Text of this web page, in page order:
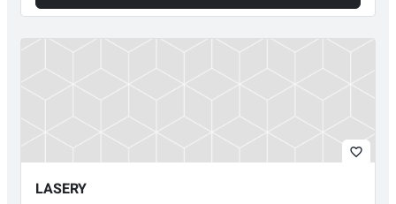
favorite_border
LASERY